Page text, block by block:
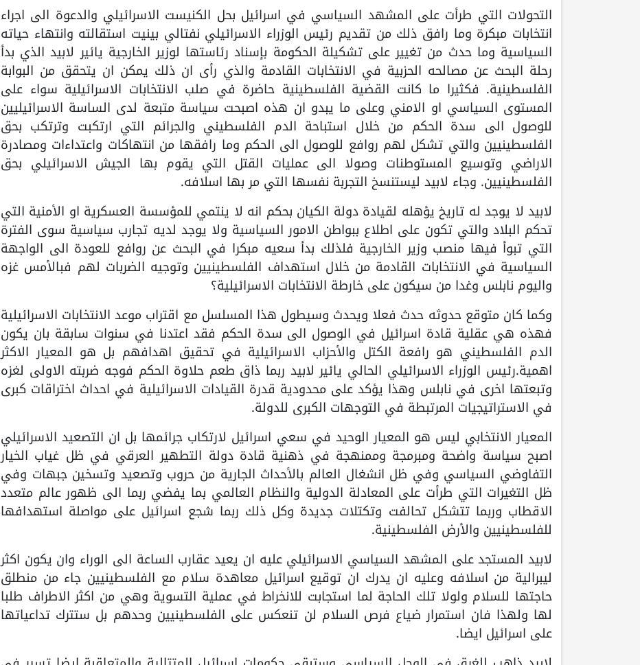
التحولات التي طرأت على المشهد السياسي في اسرائيل بحل الكنيست الاسرائيلي والدعوة الى اجراء
انتخابات مبكرة وما رافق ذلك من تقديم رئيس الوزراء الاسرائيلي نفتالي بينيت استقالته وانتهاء حياته
السياسية وما حدث من تغيير على تشكيلة الحكومة بإسناد رئاستها لوزير الخارجية يائير لابيد الذي بدأ
رحلة البحث عن مصالحه الحزبية في الانتخابات القادمة والذي رأى ان ذلك يمكن ان يتحقق من البوابة
الفلسطينية. فكثيرا ما كانت القضية الفلسطينية حاضرة في صلب الانتخابات الاسرائيلية سواء على
المستوى السياسي او الامني وعلى ما يبدو ان هذه اصبحت سياسة متبعة لدى الساسة الاسرائيليين
للوصول الى سدة الحكم من خلال استباحة الدم الفلسطيني والجرائم التي ارتكبت وترتكب بحق
الفلسطينيين والتي تشكل لهم روافع للوصول الى الحكم وما رافقها من انتهاكات واعتداءات ومصادرة
الاراضي وتوسيع المستوطنات وصولا الى عمليات القتل التي يقوم بها الجيش الاسرائيلي بحق
الفلسطينيين. وجاء لابيد ليستنسخ التجربة نفسها التي مر بها اسلافه.
لابيد لا يوجد له تاريخ يؤهله لقيادة دولة الكيان بحكم انه لا ينتمي للمؤسسة العسكرية او الأمنية التي
تحكم البلاد والتي تكون على اطلاع ببواطن الامور السياسية ولا يوجد لديه تجارب سياسية سوى الفترة
التي تبوأ فيها منصب وزير الخارجية فلذلك بدأ سعيه مبكرا في البحث عن روافع للعودة الى الواجهة
السياسية في الانتخابات القادمة من خلال استهداف الفلسطينيين وتوجيه الضربات لهم فبالأمس غزه
واليوم نابلس وغدا من سيكون على خارطة الانتخابات الاسرائيلية؟
وكما كان متوقع حدوثه حدث فعلا ويحدث وسيطول هذا المسلسل مع اقتراب موعد الانتخابات الاسرائيلية
فهذه هي عقلية قادة اسرائيل في الوصول الى سدة الحكم فقد اعتدنا في سنوات سابقة بان يكون
الدم الفلسطيني هو رافعة الكتل والأحزاب الاسرائيلية في تحقيق اهدافهم بل هو المعيار الاكثر
اهمية.رئيس الوزراء الاسرائيلي الحالي يائير لابيد ربما ذاق طعم حلاوة الحكم فوجه ضربته الاولى لغزه
وتبعتها اخرى في نابلس وهذا يؤكد على محدودية قدرة القيادات الاسرائيلية في احداث اختراقات كبرى
في الاستراتيجيات المرتبطة في التوجهات الكبرى للدولة.
المعيار الانتخابي ليس هو المعيار الوحيد في سعي اسرائيل لارتكاب جرائمها بل ان التصعيد الاسرائيلي
اصبح سياسة واضحة ومبرمجة وممنهجة في ذهنية قادة دولة التطهير العرقي في ظل غياب الخيار
التفاوضي السياسي وفي ظل انشغال العالم بالأحداث الجارية من حروب وتصعيد وتسخين جبهات وفي
ظل التغيرات التي طرأت على المعادلة الدولية والنظام العالمي بما يفضي ربما الى ظهور عالم متعدد
الاقطاب وربما تتشكل تحالفت وتكتلات جديدة وكل ذلك ربما شجع اسرائيل على مواصلة استهدافها
للفلسطينيين والأرض الفلسطينية.
لابيد المستجد على المشهد السياسي الاسرائيلي عليه ان يعيد عقارب الساعة الى الوراء وان يكون اكثر
ليبرالية من اسلافه وعليه ان يدرك ان توقيع اسرائيل معاهدة سلام مع الفلسطينيين جاء من منطلق
حاجتها للسلام ولولا تلك الحاجة لما استجابت للانخراط في عملية التسوية وهي من اكثر الاطراف طلبا
لها ولهذا فان استمرار ضياع فرص السلام لن تنعكس على الفلسطينيين وحدهم بل ستترك تداعياتها
على اسرائيل ايضا.